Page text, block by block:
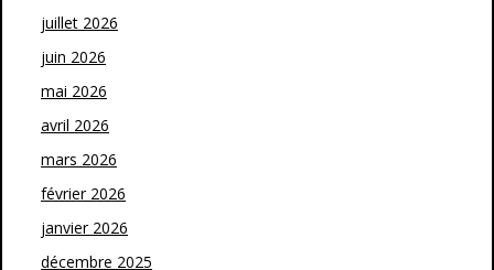
juillet 2026
juin 2026
mai 2026
avril 2026
mars 2026
février 2026
janvier 2026
décembre 2025